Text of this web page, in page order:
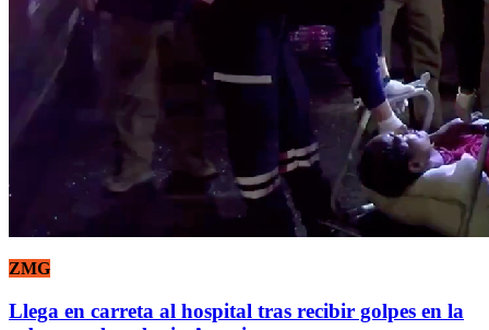
ZMG
Llega en carreta al hospital tras recibir golpes en la